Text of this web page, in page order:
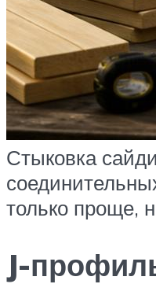
Стыковка
только проще,
J-